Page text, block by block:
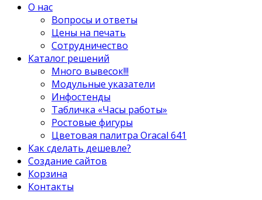
О нас
Вопросы и ответы
Цены на печать
Сотрудничество
Каталог решений
Много вывесок!!!
Модульные указатели
Инфостенды
Табличка «Часы работы»
Ростовые фигуры
Цветовая палитра Oracal 641
Как сделать дешевле?
Создание сайтов
Корзина
Контакты